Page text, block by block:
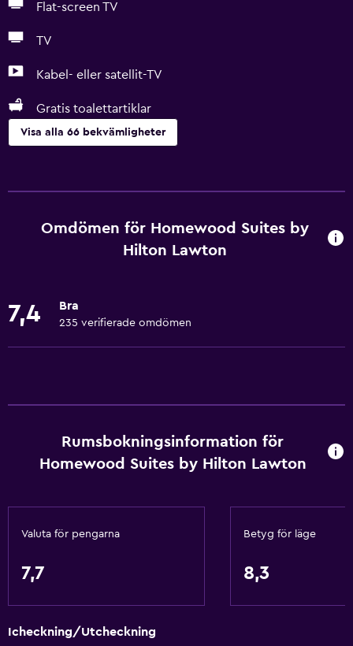
Flat-screen TV
TV
Kabel- eller satellit-TV
Gratis toalettartiklar
Visa alla 66 bekvämligheter
Konferensrum
Bankomat på plats
Snabbköp på plats
Expressutcheckning
Diskmaskin
Te/kaffebryggare
Kylskåp
Omdömen för Homewood Suites by
Hilton Lawton
7,4 Bra
235 verifierade omdömen
Rumsbokningsinformation för
Homewood Suites by Hilton Lawton
Valuta för pengarna
7,7
Betyg för läge
8,3
Icheckning/Utcheckning